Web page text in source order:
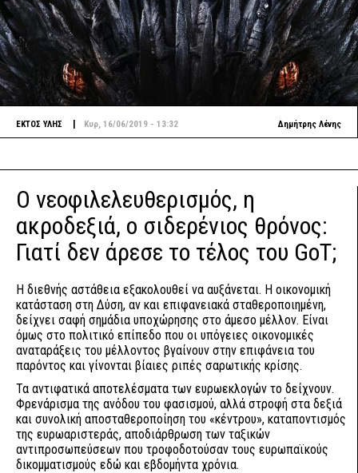
ΕΚΤΟΣ ΥΛΗΣ Κυρ, 16/06/2019 - 13:32 Δημήτρης Λένης
Ο νεοφιλελευθερισμός, η
ακροδεξιά, ο σιδερένιος θρόνος:
Γιατί δεν άρεσε το τέλος του GoT;
Η διεθνής αστάθεια εξακολουθεί να αυξάνεται. Η οικονομική
κατάσταση στη Δύση, αν και επιφανειακά σταθεροποιημένη,
δείχνει σαφή σημάδια υποχώρησης στο άμεσο μέλλον. Είναι
όμως στο πολιτικό επίπεδο που οι υπόγειες οικονομικές
αναταράξεις του μέλλοντος βγαίνουν στην επιφάνεια του
παρόντος και γίνονται βίαιες ριπές σαρωτικής κρίσης.
Τα αντιφατικά αποτελέσματα των ευρωεκλογών το δείχνουν.
Φρενάρισμα της ανόδου του φασισμού, αλλά στροφή στα δεξιά
και συνολική αποσταθεροποίηση του «κέντρου», καταποντισμός
της ευρωαριστεράς, αποδιάρθρωση των ταξικών
αντιπροσωπεύσεων που τροφοδοτούσαν τους ευρωπαϊκούς
δικομματισμούς εδώ και εβδομήντα χρόνια.